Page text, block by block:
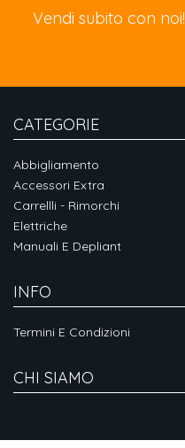
Vendi subito con noi!
CATEGORIE
Abbigliamento
Accessori Extra
Carrellli - Rimorchi
Elettriche
Manuali E Depliant
INFO
Termini E Condizioni
CHI SIAMO